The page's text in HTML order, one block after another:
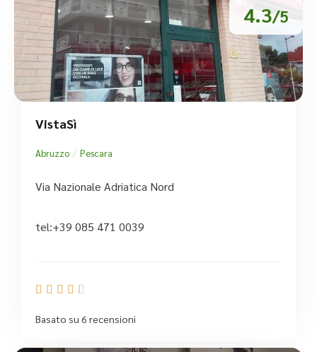
4.3/5
VistaSì
Abruzzo / Pescara
Via Nazionale Adriatica Nord
tel:+39 085 471 0039
    
Basato su 6 recensioni